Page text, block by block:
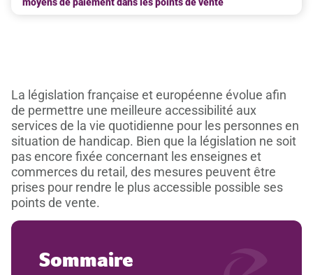
La législation française et européenne évolue afin
de permettre une meilleure accessibilité aux
services de la vie quotidienne pour les personnes en
situation de handicap. Bien que la législation ne soit
pas encore fixée concernant les enseignes et
commerces du retail, des mesures peuvent être
prises pour rendre le plus accessible possible ses
points de vente.
Sommaire